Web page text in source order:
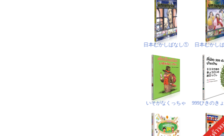
日本むかしばなし① 日本むかし
いそがなくっちゃ